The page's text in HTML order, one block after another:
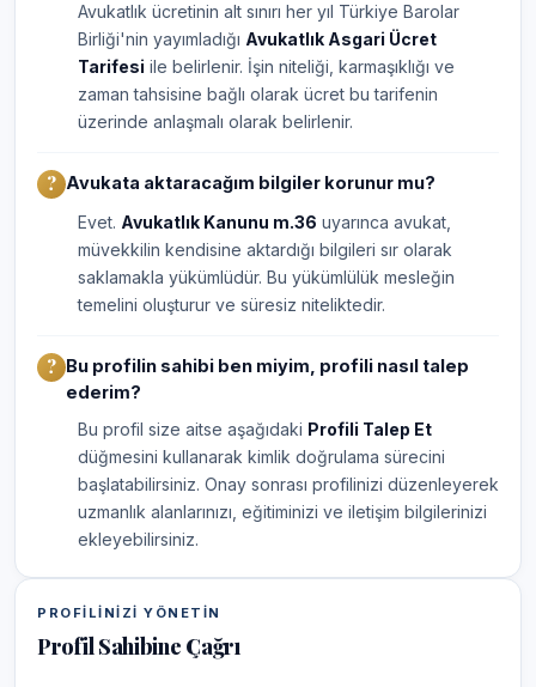
Avukatlık ücretinin alt sınırı her yıl Türkiye Barolar
Birliği'nin yayımladığı Avukatlık Asgari Ücret
Tarifesi ile belirlenir. İşin niteliği, karmaşıklığı ve
zaman tahsisine bağlı olarak ücret bu tarifenin
üzerinde anlaşmalı olarak belirlenir.
Avukata aktaracağım bilgiler korunur mu?
Evet. Avukatlık Kanunu m.36 uyarınca avukat,
müvekkilin kendisine aktardığı bilgileri sır olarak
saklamakla yükümlüdür. Bu yükümlülük mesleğin
temelini oluşturur ve süresiz niteliktedir.
Bu profilin sahibi ben miyim, profili nasıl talep
ederim?
Bu profil size aitse aşağıdaki Profili Talep Et
düğmesini kullanarak kimlik doğrulama sürecini
başlatabilirsiniz. Onay sonrası profilinizi düzenleyerek
uzmanlık alanlarınızı, eğitiminizi ve iletişim bilgilerinizi
ekleyebilirsiniz.
PROFILINIZI YÖNETIN
Profil Sahibine Çağrı